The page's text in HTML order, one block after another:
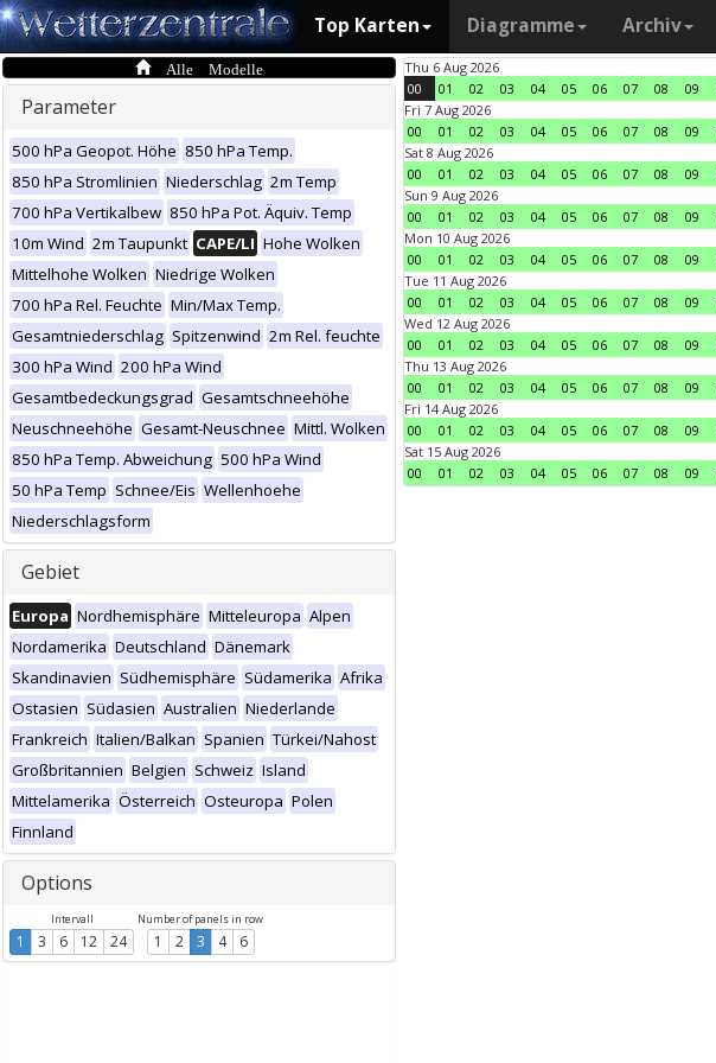
Top Karten Diagramme Archiv
Alle Modelle
Parameter
500 hPa Geopot. Höhe 850 hPa Temp.
850 hPa Stromlinien Niederschlag 2m Temp
700 hPa Vertikalbew 850 hPa Pot. Äquiv. Temp
10m Wind 2m Taupunkt CAPE/LI Hohe Wolken
Mittelhohe Wolken Niedrige Wolken
700 hPa Rel. Feuchte Min/Max Temp.
Gesamtniederschlag Spitzenwind 2m Rel. feuchte
300 hPa Wind 200 hPa Wind
Gesamtbedeckungsgrad Gesamtschneehöhe
Neuschneehöhe Gesamt-Neuschnee Mittl. Wolken
850 hPa Temp. Abweichung 500 hPa Wind
50 hPa Temp Schnee/Eis Wellenhoehe
Niederschlagsform
Gebiet
Europa Nordhemisphäre Mitteleuropa Alpen
Nordamerika Deutschland Dänemark
Skandinavien Südhemisphäre Südamerika Afrika
Ostasien Südasien Australien Niederlande
Frankreich Italien/Balkan Spanien Türkei/Nahost
Großbritannien Belgien Schweiz Island
Mittelamerika Österreich Osteuropa Polen
Finnland
Options
Intervall
1 3 6 12 24
Number of panels in row
1 2 3 4 6
Thu 6 Aug 2026
00
01 02 03 04 05 06 07 08 09
Fri 7 Aug 2026
00
01 02 03 04 05 06 07 08 09
Sat 8 Aug 2026
00
01 02 03 04 05 06 07 08 09
Sun 9 Aug 2026
00
01 02 03 04 05 06 07 08 09
Mon 10 Aug 2026
00
01 02 03 04 05 06 07 08 09
Tue 11 Aug 2026
00
01 02 03 04 05 06 07 08 09
Wed 12 Aug 2026
00
01 02 03 04 05 06 07 08 09
Thu 13 Aug 2026
00
01 02 03 04 05 06 07 08 09
Fri 14 Aug 2026
00
01 02 03 04 05 06 07 08 09
Sat 15 Aug 2026
00
01 02 03 04 05 06 07 08 09